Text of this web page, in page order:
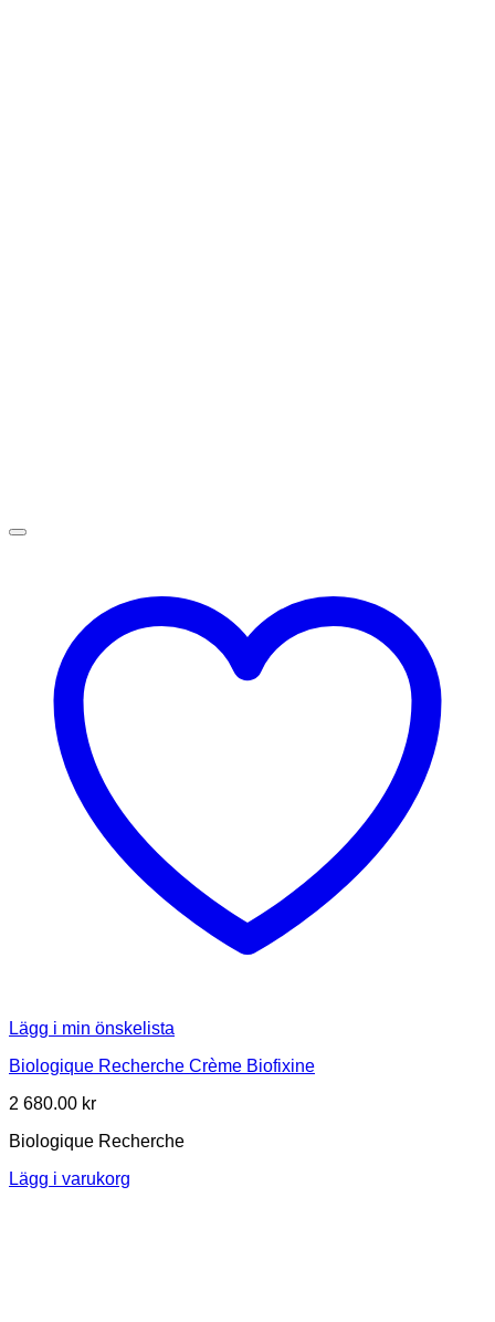
Lägg i min önskelista
Biologique Recherche Crème Biofixine
2 680.00 kr
Biologique Recherche
Lägg i varukorg